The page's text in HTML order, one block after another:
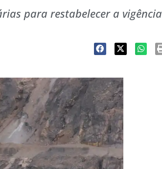
para restabelecer a vigência